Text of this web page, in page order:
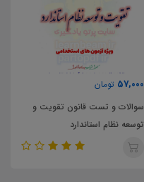
57,000 تومان
سوالات و تست قانون تقویت و
توسعه نظام استاندارد